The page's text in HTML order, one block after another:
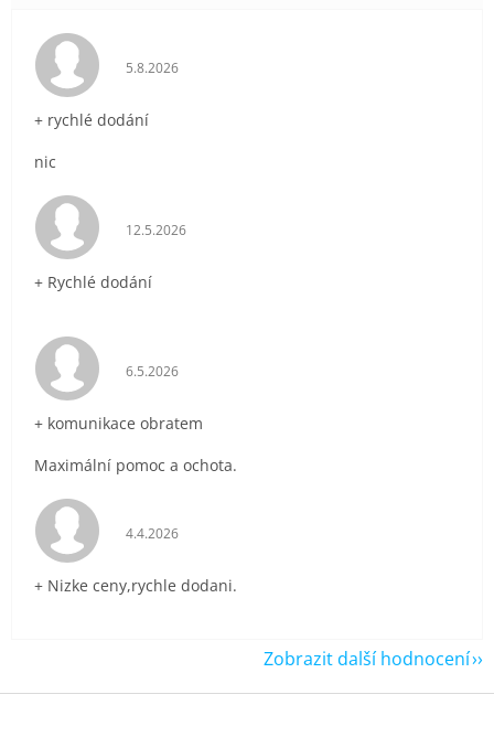
Hodnocení obchodu je 5 z 5 hvězdiček.
5.8.2026
+ rychlé dodání
nic
Hodnocení obchodu je 5 z 5 hvězdiček.
12.5.2026
+ Rychlé dodání
Hodnocení obchodu je 5 z 5 hvězdiček.
6.5.2026
+ komunikace obratem
Maximální pomoc a ochota.
Hodnocení obchodu je 5 z 5 hvězdiček.
4.4.2026
+ Nizke ceny,rychle dodani.
Zobrazit další hodnocení
Z